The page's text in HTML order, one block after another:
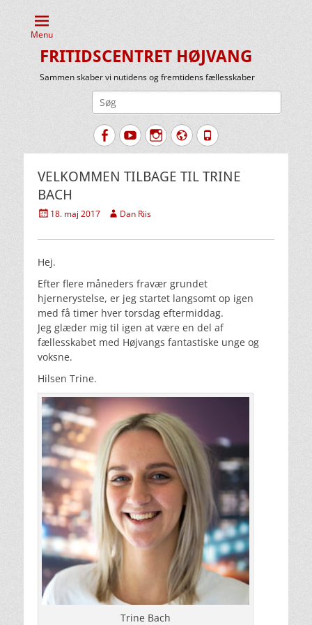
Menu
FRITIDSCENTRET HØJVANG
Sammen skaber vi nutidens og fremtidens fællesskaber
FacebookYouTubeInstagram
Website
Tlf.
VELKOMMEN TILBAGE TIL TRINE
BACH
Udgivet
18. maj 2017 Forfatter
Dan Riis
Hej.
Efter flere måneders fravær grundet
hjernerystelse, er jeg startet langsomt op igen
med få timer hver torsdag eftermiddag.
Jeg glæder mig til igen at være en del af
fællesskabet med Højvangs fantastiske unge og
voksne.
Hilsen Trine.
Trine Bach